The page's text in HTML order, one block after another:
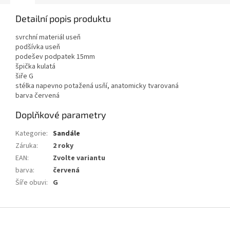
Detailní popis produktu
svrchní materiál useň
podšívka useň
podešev podpatek 15mm
špička kulatá
šiře G
stélka napevno potažená usňí, anatomicky tvarovaná
barva červená
Doplňkové parametry
Kategorie: Sandále
Záruka:
2 roky
EAN:
Zvolte variantu
barva:
červená
Šíře obuvi: G